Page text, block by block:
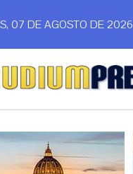
07 DE AGOSTO DE 2026